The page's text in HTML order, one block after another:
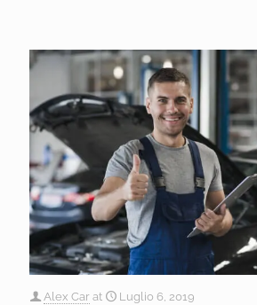
Alex Car at Luglio 6, 2019